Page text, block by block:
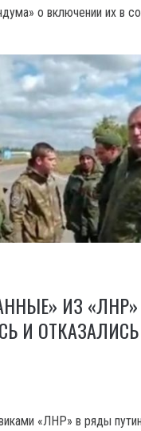
о включении их в
ИЗ «ЛНР»
И
«ЛНР» в ряды